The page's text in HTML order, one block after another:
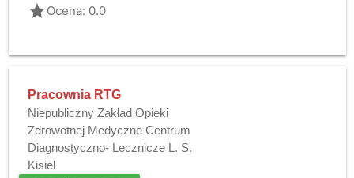
gradeOcena: 0.0
Pracownia RTG
Niepubliczny Zakład Opieki
Zdrowotnej Medyczne Centrum
Diagnostyczno- Lecznicze L. S.
Kisiel